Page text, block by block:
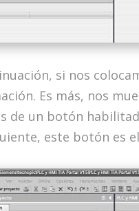
si nos
Es más, nos
de un botón
este botón es